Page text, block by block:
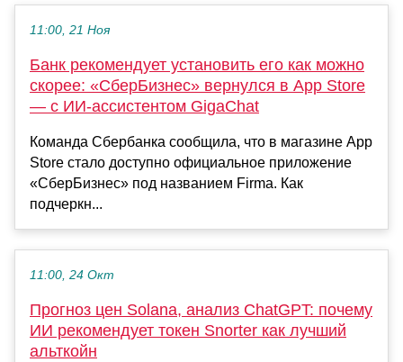
11:00, 21 Ноя
Банк рекомендует установить его как можно
скорее: «СберБизнес» вернулся в App Store
— с ИИ-ассистентом GigaChat
Команда Сбербанка сообщила, что в магазине App
Store стало доступно официальное приложение
«СберБизнес» под названием Firma. Как
подчеркн...
11:00, 24 Окт
Прогноз цен Solana, анализ ChatGPT: почему
ИИ рекомендует токен Snorter как лучший
альткойн